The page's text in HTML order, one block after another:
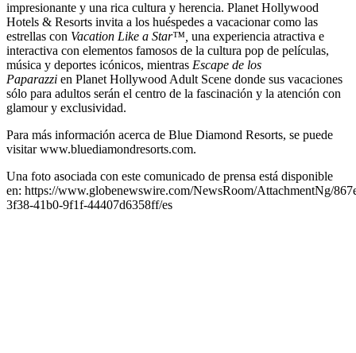
impresionante y una rica cultura y herencia. Planet Hollywood
Hotels & Resorts invita a los huéspedes a vacacionar como las
estrellas con Vacation Like a Star™, una experiencia atractiva e
interactiva con elementos famosos de la cultura pop de películas,
música y deportes icónicos, mientras Escape de los
Paparazzi en Planet Hollywood Adult Scene donde sus vacaciones
sólo para adultos serán el centro de la fascinación y la atención con
glamour y exclusividad.
Para más información acerca de Blue Diamond Resorts, se puede
visitar www.bluediamondresorts.com.
Una foto asociada con este comunicado de prensa está disponible
en: https://www.globenewswire.com/NewsRoom/AttachmentNg/
3f38-41b0-9f1f-44407d6358ff/es